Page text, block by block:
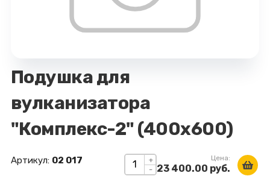
Подушка для
вулканизатора
"Комплекс-2" (400х600)
+
-
Цена:
23 400.00 руб.
Артикул: 02 017